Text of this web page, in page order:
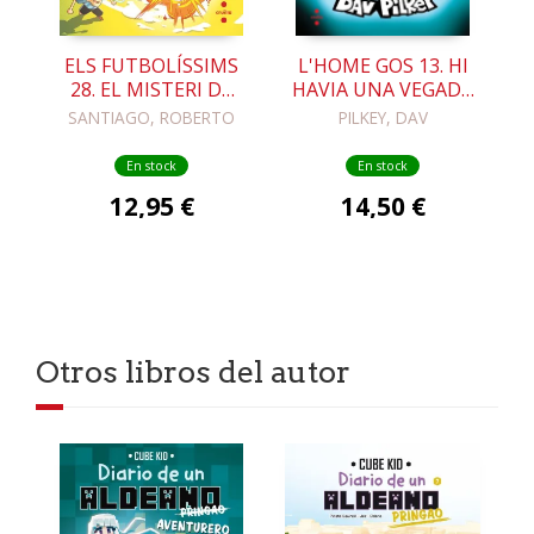
ELS FUTBOLÍSSIMS
28. EL MISTERI DE
L'ESCAPE ROOM
SANTIAGO, ROBERTO
En stock
12,95 €
L'HOME GOS 13. HI
HAVIA UNA VEGADA
EL JOANOT
PILKEY, DAV
En stock
14,50 €
Otros libros del autor